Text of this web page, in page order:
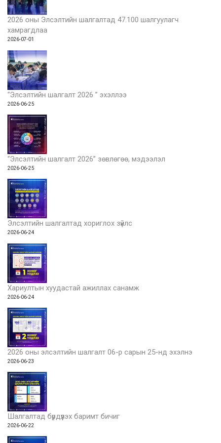
2026 оны Элсэлтийн шалгалтад 47.100 шалгуулагч
хамрагдлаа
2026-07-01
“Элсэлтийн шалгалт 2026 ” эхэллээ
2026-06-25
“Элсэлтийн шалгалт 2026” зөвлөгөө, мэдээлэл
2026-06-25
Элсэлтийн шалгалтад хориглох зүйлс
2026-06-24
Хариултын хуудастай ажиллах санамж
2026-06-24
2026 оны элсэлтийн шалгалт 06-р сарын 25-нд эхэлнэ
2026-06-23
Шалгалтад бүрдүүлэх баримт бичиг
2026-06-22